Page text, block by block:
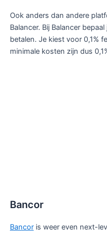
Ook anders dan andere
Balancer. Bij Balancer
betalen. Je kiest voor 0,1%
minimale kosten zijn dus
Bancor
Bancor is weer even next-